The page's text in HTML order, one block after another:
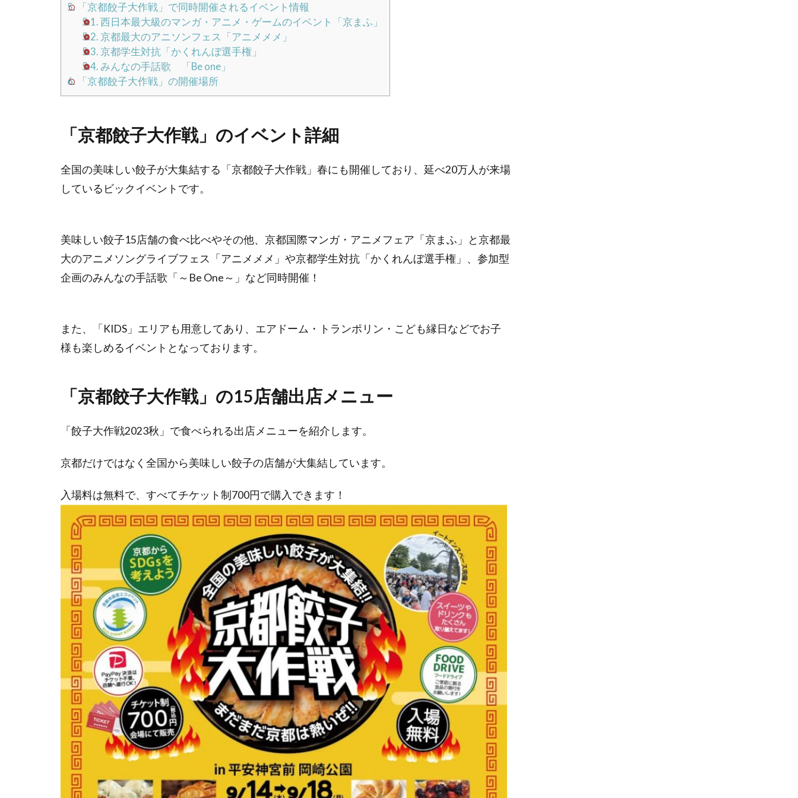
5. 「京都餃子大作戦」で同時開催されるイベント情報
5.1. 西日本最大級のマンガ・アニメ・ゲームのイベント「京まふ」
5.2. 京都最大のアニソンフェス「アニメメメ」
5.3. 京都学生対抗「かくれんぼ選手権」
5.4. みんなの手話歌 「Be one」
6. 「京都餃子大作戦」の開催場所
「京都餃子大作戦」のイベント詳細
全国の美味しい餃子が大集結する「京都餃子大作戦」春にも開催しており、延べ20万人が来場
しているビックイベントです。
美味しい餃子15店舗の食べ比べやその他、京都国際マンガ・アニメフェア「京まふ」と京都最
大のアニメソングライブフェス「アニメメメ」や京都学生対抗「かくれんぼ選手権」、参加型
企画のみんなの手話歌「～Be One～」など同時開催！
また、「KIDS」エリアも用意してあり、エアドーム・トランポリン・こども縁日などでお子
様も楽しめるイベントとなっております。
「京都餃子大作戦」の15店舗出店メニュー
「餃子大作戦2023秋」で食べられる出店メニューを紹介します。
京都だけではなく全国から美味しい餃子の店舗が大集結しています。
入場料は無料で、すべてチケット制700円で購入できます！